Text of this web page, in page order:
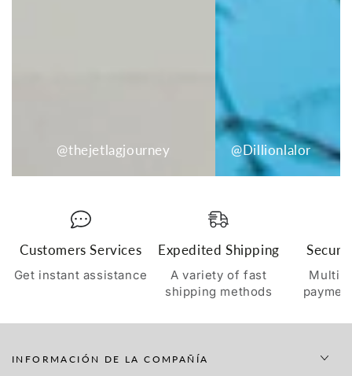
@thejetlagjourney @Dillionlalor
Customers Services
Get instant assistance
Expedited Shipping
A variety of fast
shipping methods
INFORMACIÓN DE LA COMPAÑÍA